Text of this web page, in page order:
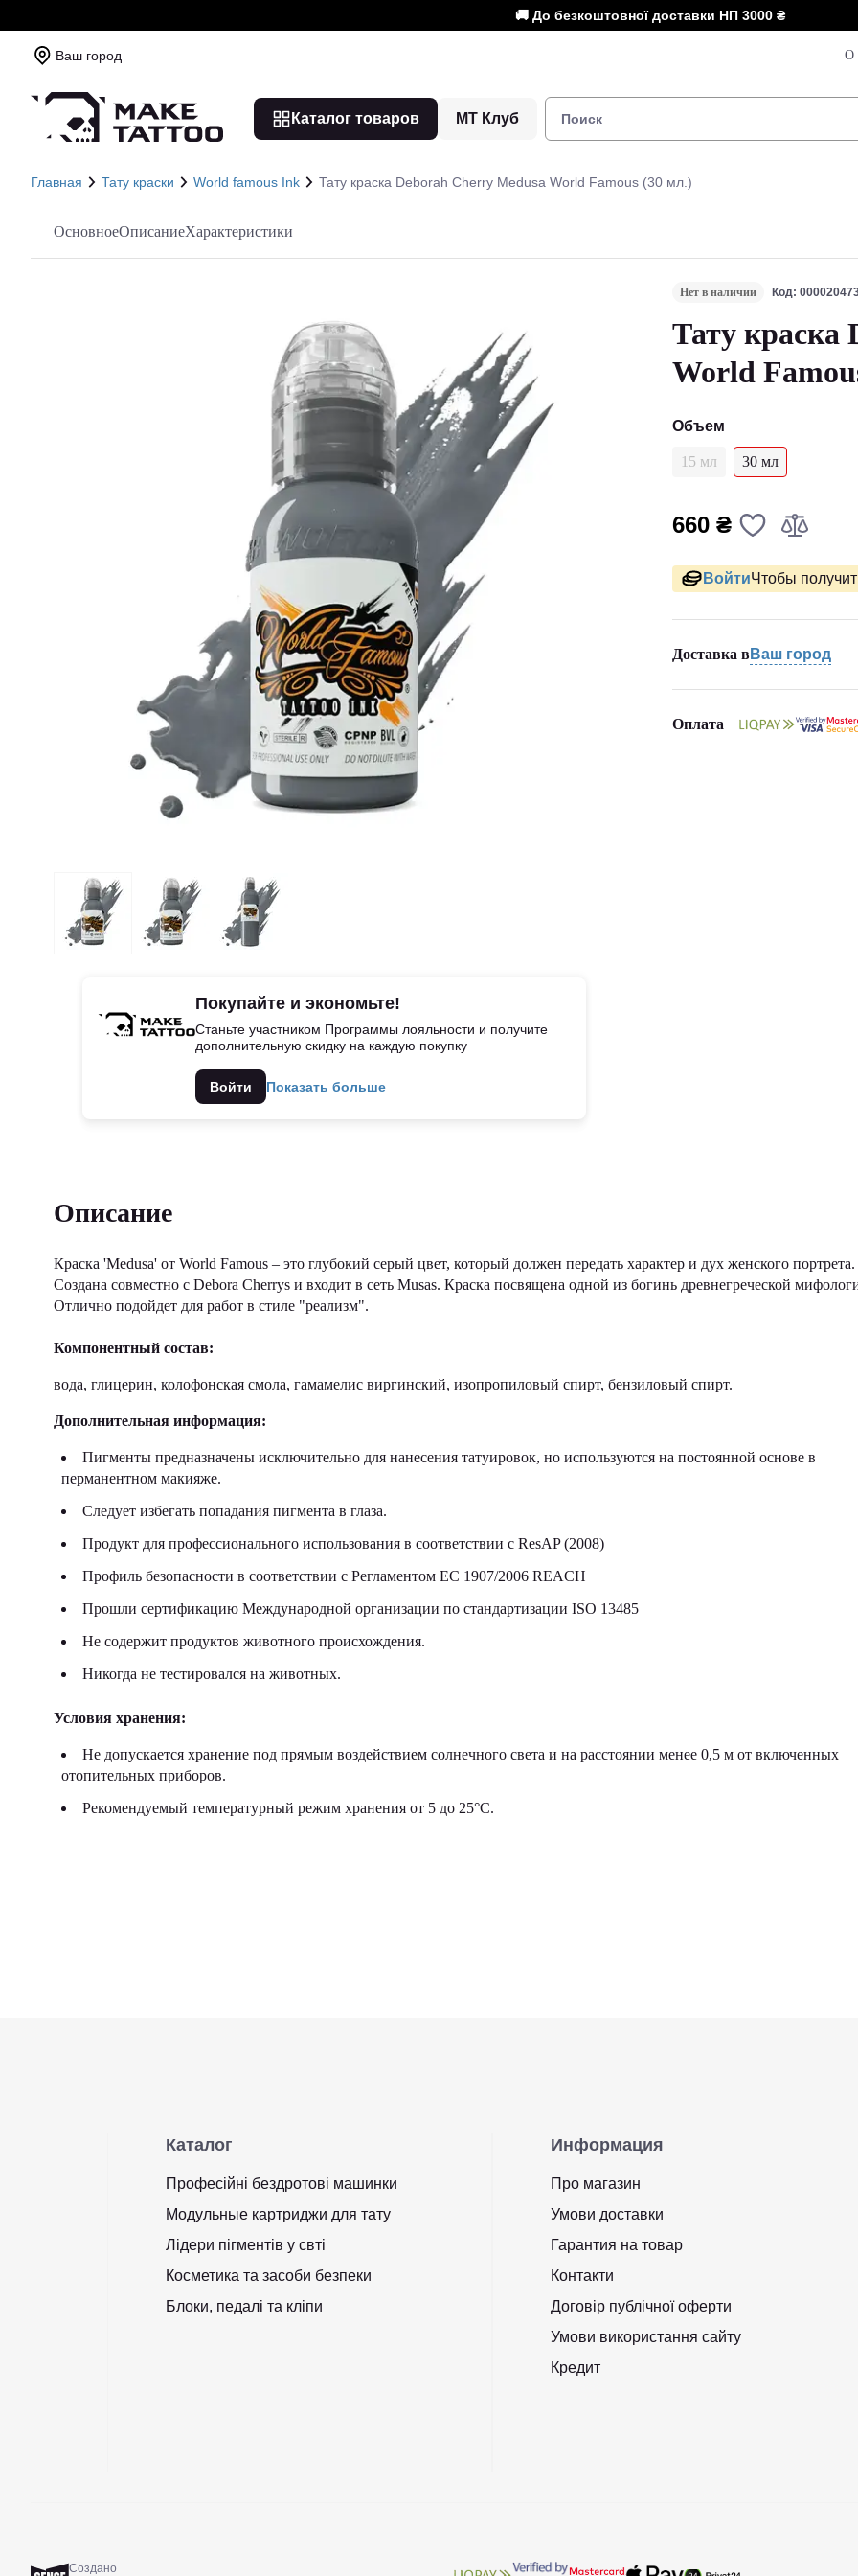
🚚 До безкоштовної доставки НП 3000 ₴
Ваш город О
Каталог товаров МТ Клуб
Главная Тату краски World famous Ink Тату краска Deborah Cherry Medusa World Famous (30 мл.)
ОсновноеОписаниеХарактеристики
Покупайте и экономьте!
Станьте участником Программы лояльности и получите
дополнительную скидку на каждую покупку
Войти Показать больше
Нет в наличии Код:
Тату краска
World
Объем
15 мл 30 мл
660 ₴
ВойтиЧтобы
Доставка в Ваш город
Оплата
Описание
Краска 'Medusa' от World Famous – это глубокий серый цвет, который должен передать характер и дух женского портрета.
Создана совместно с Debora Cherrys и входит в сеть Musas. Краска посвящена одной из богинь древнегреческой
Отлично подойдет для работ в стиле "реализм".
Компонентный состав:
вода, глицерин, колофонская смола, гамамелис виргинский, изопропиловый спирт, бензиловый спирт.
Дополнительная информация:
Пигменты предназначены исключительно для нанесения татуировок, но используются на постоянной основе в
перманентном макияже.
Следует избегать попадания пигмента в глаза.
Продукт для профессионального использования в соответствии с ResAP (2008)
Профиль безопасности в соответствии с Регламентом ЕС 1907/2006 REACH
Прошли сертификацию Международной организации по стандартизации ISO 13485
Не содержит продуктов животного происхождения.
Никогда не тестировался на животных.
Условия хранения:
Не допускается хранение под прямым воздействием солнечного света и на расстоянии менее 0,5 м от включенных
отопительных приборов.
Рекомендуемый температурный режим хранения от 5 до 25°С.
Каталог
Професійні бездротові машинки
Модульные картриджи для тату
Лідери пігментів у свті
Косметика та засоби безпеки
Блоки, педалі та кліпи
Информация
Про магазин
Умови доставки
Гарантия на товар
Контакти
Договір публічної оферти
Умови використання сайту
Кредит
Создано